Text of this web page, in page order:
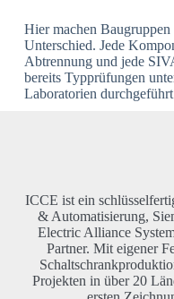
Hier machen
Unterschied. Jede
Abtrennung und jede
bereits Typprüfungen
Laboratorien
ICCE ist ein
& Automatisierung,
Electric Alliance
Partner. Mit eigener
Projekten in über 20